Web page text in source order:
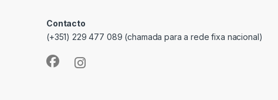
Contacto
(+351) 229 477 089 (chamada para a rede fixa nacional)